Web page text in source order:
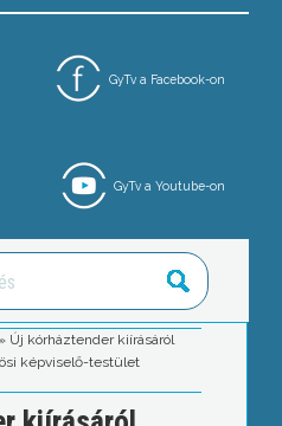
GyTv a Facebook-on
GyTv a Youtube-on
» Új kórháztender kiírásáról
képviselő-testület